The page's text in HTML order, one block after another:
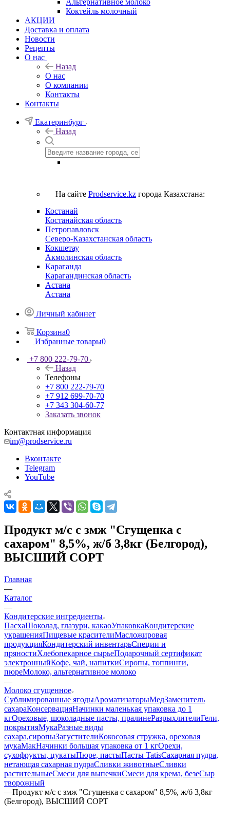
Альтернативное молоко
Коктейль молочный
АКЦИИ
Доставка и оплата
Новости
Рецепты
О нас
Назад
О нас
О компании
Контакты
Контакты
Екатеринбург
Назад
На сайте Prodservice.kz города Казахстана:
Костанай
Костанайская область
Петропавловск
Северо-Казахстанская область
Кокшетау
Акмолинская область
Караганда
Карагандинская область
Астана
Астана
Личный кабинет
Корзина0
Избранные товары0
+7 800 222-79-70
Назад
Телефоны
+7 800 222-79-70
+7 912 699-70-70
+7 343 304-60-77
Заказать звонок
Контактная информация
im@prodservice.ru
Вконтакте
Telegram
YouTube
Продукт м/с с змж "Сгущенка с
сахаром" 8,5%, ж/б 3,8кг (Белгород),
ВЫСШИЙ СОРТ
Главная
—
Каталог
—
Кондитерские ингредиенты
ПасхаШоколад, глазури, какаоУпаковкаКондитерские
украшенияПищевые красителиМасложировая
продукцияКондитерский инвентарьСпеции и
пряностиХлебопекарное сырьеПодарочный сертификат
электронныйКофе, чай, напиткиСиропы, топпинги,
пюреМолоко, альтернативное молоко
—
Молоко сгущенное
Сублимированные ягодыАроматизаторыМедЗаменитель
сахараКонсервацияНачинки маленькая упаковка до 1
кгОреховые, шоколадные пасты, пралинеРазрыхлителиГели,
покрытияМукаРазные виды
сахара,сиропыЗагустителиКокосовая стружка, ореховая
мукаМакНачинки большая упаковка от 1 кгОрехи,
сухофрукты, цукатыПюре, пастыПасты TatisСахарная пудра,
нетающая сахарная пудраСливки животныеСливки
растительныеСмеси для выпечкиСмеси для крема, безеСыр
творожный
—Продукт м/с с змж "Сгущенка с сахаром" 8,5%, ж/б 3,8кг
(Белгород), ВЫСШИЙ СОРТ